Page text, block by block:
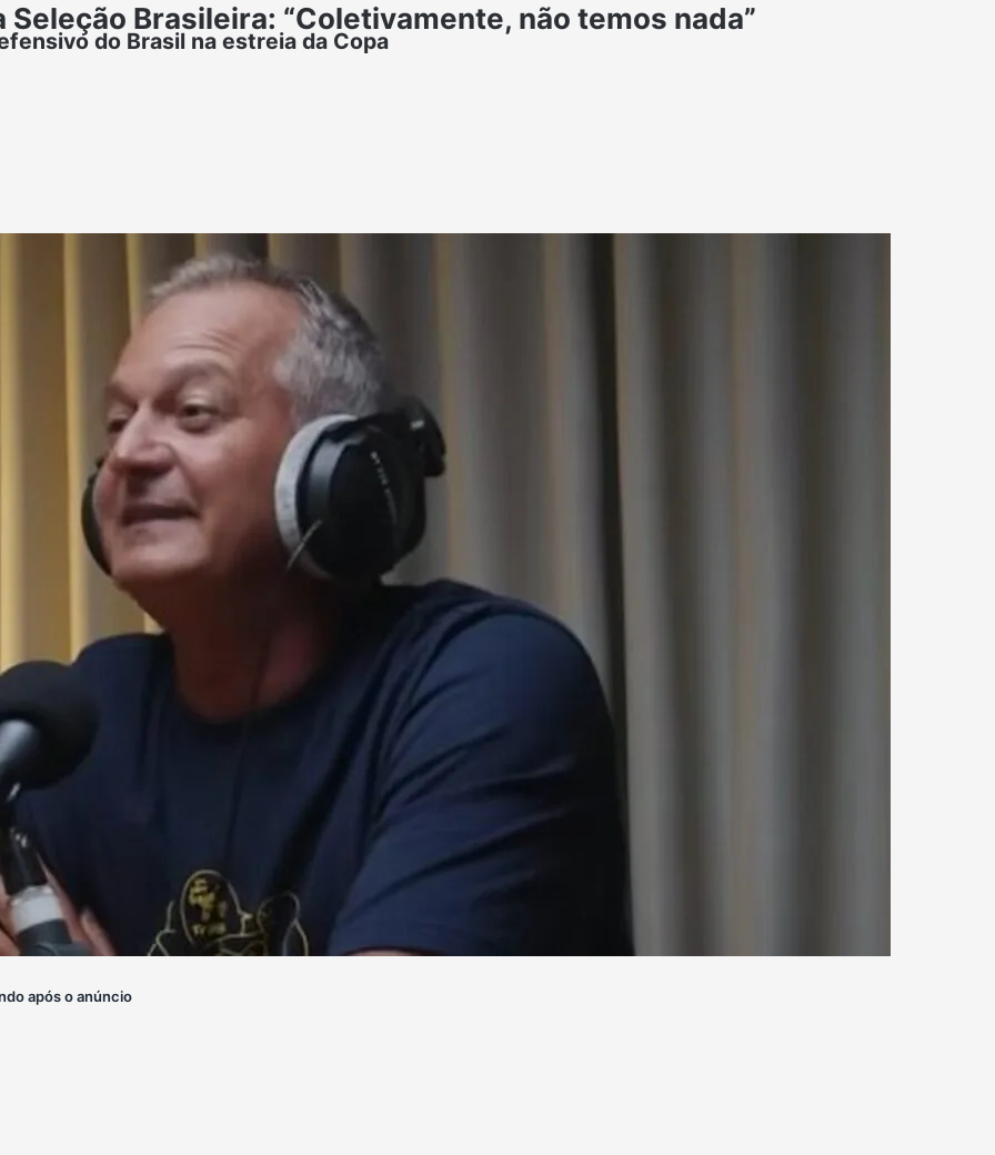
Brasileira: “Coletivamente, não temos nada”
do Brasil na estreia da Copa
após o anúncio